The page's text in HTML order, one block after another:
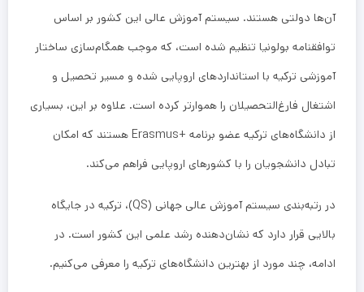
آن‌ها دولتی هستند. سیستم آموزش عالی این کشور بر اساس
توافقنامه بولونیا تنظیم شده است، که موجب همگام‌سازی ساختار
آموزشی ترکیه با استانداردهای اروپایی شده و مسیر تحصیل و
اشتغال فارغ‌التحصیلان را هموارتر کرده است. علاوه بر این، بسیاری
از دانشگاه‌های ترکیه عضو برنامه +Erasmus هستند که امکان
تبادل دانشجویان را با کشورهای اروپایی فراهم می‌کند.
در رتبه‌بندی سیستم آموزش عالی جهانی (QS)، ترکیه در جایگاه
بالایی قرار دارد که نشان‌دهنده رشد علمی این کشور است. در
ادامه، چند مورد از بهترین دانشگاه‌های ترکیه را معرفی می‌کنیم.